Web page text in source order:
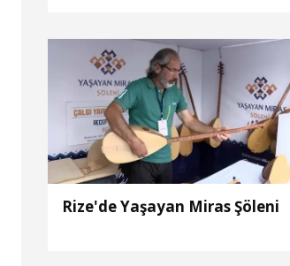
Rize'de Yaşayan Miras Şöleni